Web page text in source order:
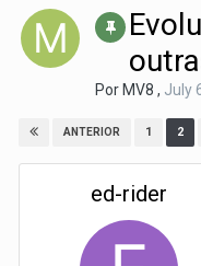
Por MV8 , July
ANTERIOR 1 2
ed-rider